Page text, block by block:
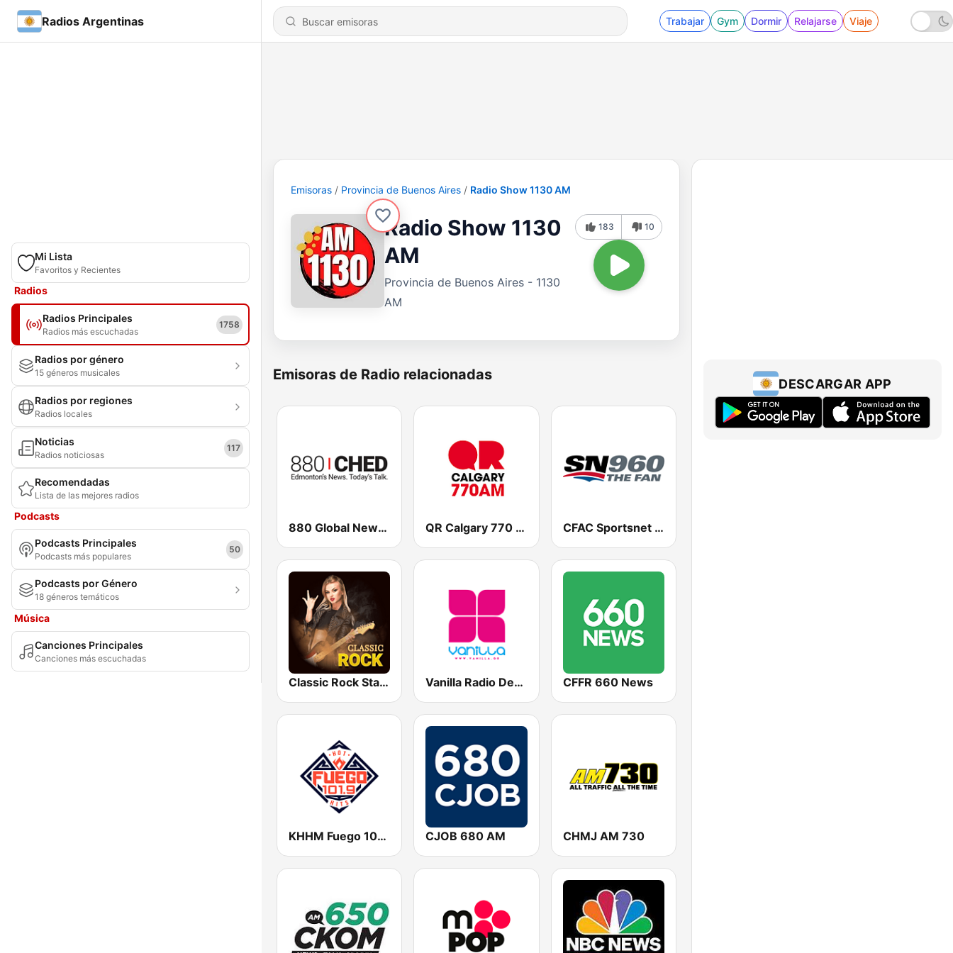
Radios Argentinas Trabajar Gym Dormir Relajarse Viaje
Mi Lista
Favoritos y Recientes
Radios
Radios Principales
Radios más escuchadas
1758
Radios por género
15 géneros musicales
Radios por regiones
Radios locales
Noticias
Radios noticiosas
117
Recomendadas
Lista de las mejores radios
Podcasts
Podcasts Principales
Podcasts más populares
50
Podcasts por Género
18 géneros temáticos
Música
Canciones Principales
Canciones más escuchadas
Emisoras Provincia de Buenos Aires Radio Show 1130 AM
Radio Show 1130
AM
Provincia de Buenos Aires - 1130
AM
183 10
Emisoras de Radio relacionadas
880 Global News CHED AM QR Calgary 770 AM CFAC Sportsnet 960 The Fan
Classic Rock Station Vanilla Radio Deep CFFR 660 News
KHHM Fuego 101.9 CJOB 680 AM CHMJ AM 730
DESCARGAR APP